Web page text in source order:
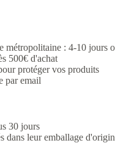
métropolitaine : 4-10 jours
500€ d'achat
protéger vos produits
par email
30 jours
dans leur emballage